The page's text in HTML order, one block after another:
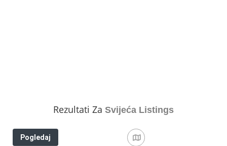
Rezultati Za Svijeća Listings
Pogledaj